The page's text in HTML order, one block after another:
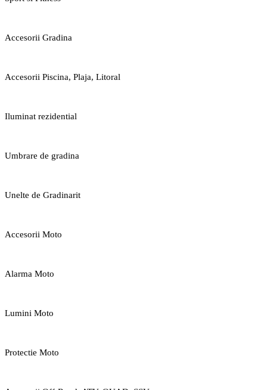
Accesorii Gradina
Accesorii Piscina, Plaja, Litoral
Iluminat rezidential
Umbrare de gradina
Unelte de Gradinarit
Accesorii Moto
Alarma Moto
Lumini Moto
Protectie Moto